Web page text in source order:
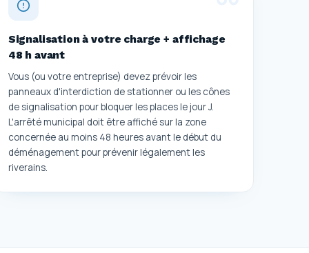
Signalisation à votre charge + affichage
48 h avant
Vous (ou votre entreprise) devez prévoir les
panneaux d'interdiction de stationner ou les cônes
de signalisation pour bloquer les places le jour J.
L'arrêté municipal doit être affiché sur la zone
concernée au moins 48 heures avant le début du
déménagement pour prévenir légalement les
riverains.